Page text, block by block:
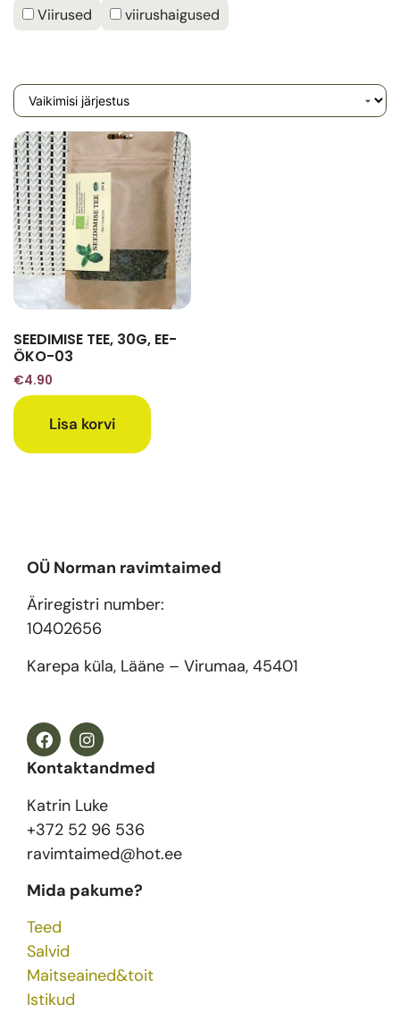
Viirused
viirushaigused
SEEDIMISE TEE, 30G, EE-
ÖKO-03
€4.90
Lisa korvi
OÜ Norman ravimtaimed
Äriregistri number:
10402656
Karepa küla, Lääne – Virumaa, 45401
Kontaktandmed
Katrin Luke
+372 52 96 536
ravimtaimed@hot.ee
Mida pakume?
Teed
Salvid
Maitseained&toit
Istikud